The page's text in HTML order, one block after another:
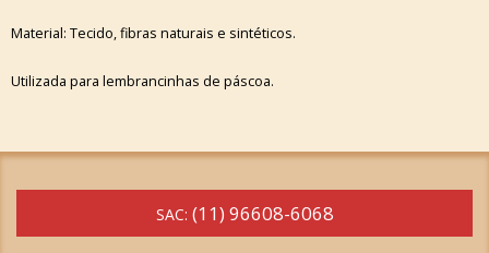
Material: Tecido, fibras naturais e sintéticos.
Utilizada para lembrancinhas de páscoa.
SAC: (11) 96608-6068